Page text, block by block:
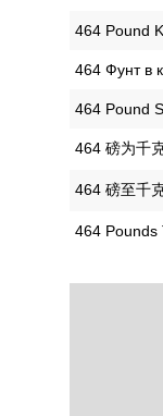
‎464 Pound
‎464 Фунт в
‎464 Pound
‎464 磅为千
‎464 磅至千
‎464 Pounds